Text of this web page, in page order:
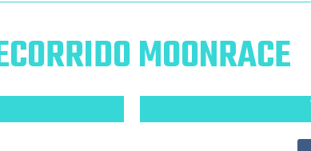
MOONRACE